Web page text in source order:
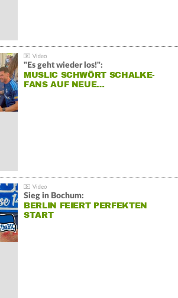
"Es geht wieder los!":
MUSLIC SCHWÖRT SCHALKE-
FANS AUF NEUE…
Sieg in Bochum:
BERLIN FEIERT PERFEKTEN
START